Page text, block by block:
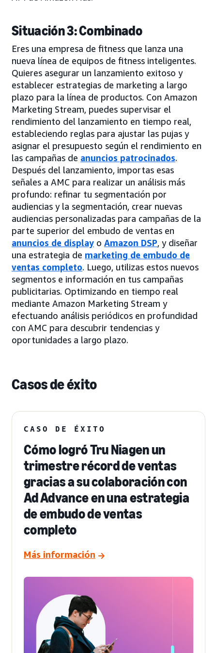
Situación 3: Combinado
Eres una empresa de fitness que lanza una
nueva línea de equipos de fitness inteligentes.
Quieres asegurar un lanzamiento exitoso y
establecer estrategias de marketing a largo
plazo para la línea de productos. Con Amazon
Marketing Stream, puedes supervisar el
rendimiento del lanzamiento en tiempo real,
estableciendo reglas para ajustar las pujas y
asignar el presupuesto según el rendimiento en
las campañas de anuncios patrocinados.
Después del lanzamiento, importas esas
señales a AMC para realizar un análisis más
profundo: refinar tu segmentación por
audiencias y la segmentación, crear nuevas
audiencias personalizadas para campañas de la
parte superior del embudo de ventas en
anuncios de display o Amazon DSP, y diseñar
una estrategia de marketing de embudo de
ventas completo. Luego, utilizas estos nuevos
segmentos e información en tus campañas
publicitarias. Optimizando en tiempo real
mediante Amazon Marketing Stream y
efectuando análisis periódicos en profundidad
con AMC para descubrir tendencias y
oportunidades a largo plazo.
Casos de éxito
CASO DE ÉXITO
Cómo logró Tru Niagen un
trimestre récord de ventas
gracias a su colaboración con
Ad Advance en una estrategia
de embudo de ventas
completo
Más información